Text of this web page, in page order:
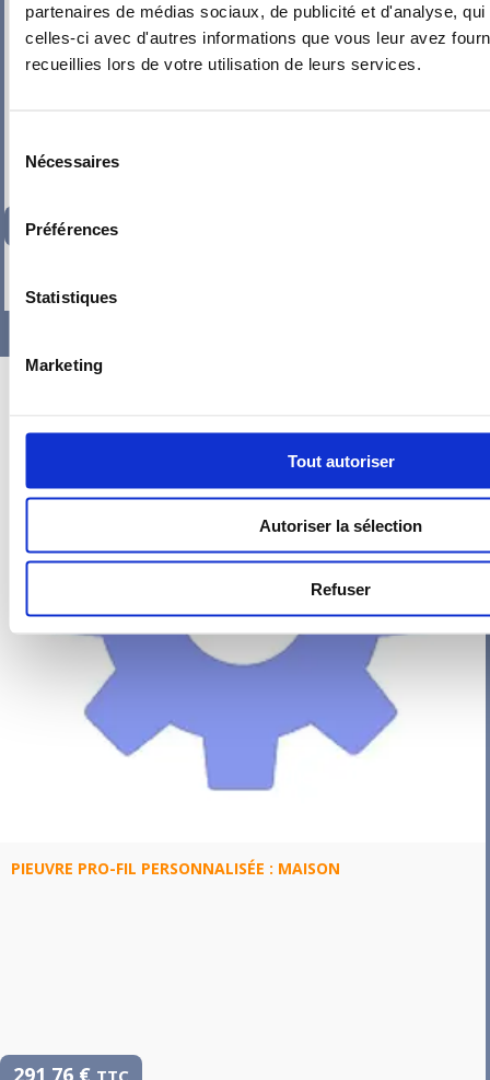
partenaires de médias sociaux, de publicité et d'analyse,
celles-ci avec d'autres informations que vous leur avez
recueillies lors de votre utilisation de leurs services.
Nécessaires
Préférences
Statistiques
Marketing
Tout autoriser
Autoriser la sélection
Refuser
PIEUVRE PRO-FIL PERSONNALISÉE : COIN NUIT 1
167,47€ TTC
PIEUVRE PRO-FIL PERSONNALISÉE : MAISON
291,76 € TTC